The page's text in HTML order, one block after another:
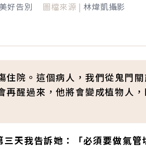
美好告別 圖檔來源 | 林煒凱攝影
院。這個病人，我們從鬼門
醒過來，他將會變成植物人
天我告訴她：「必須要做氣